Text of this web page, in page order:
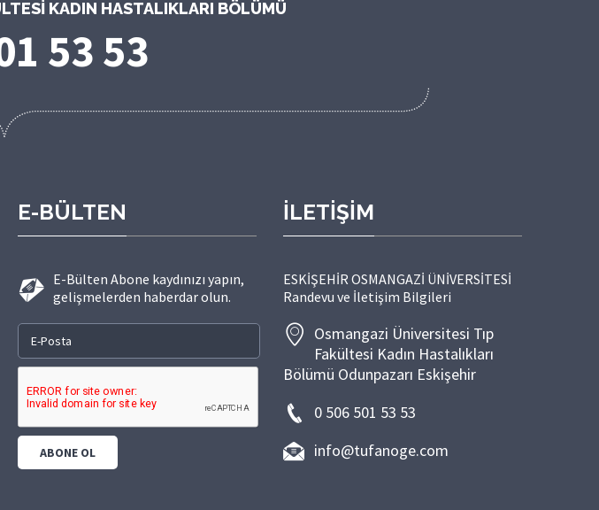
KADIN HASTALIKLARI BÖLÜMÜ
53 53
E-BÜLTEN
E-Bülten Abone kaydınızı yapın,
gelişmelerden haberdar olun.
İLETİŞİM
ESKİŞEHİR OSMANGAZİ ÜNİVERSİTESİ
Randevu ve İletişim Bilgileri
Osmangazi Üniversitesi Tıp
Fakültesi Kadın Hastalıkları
Bölümü Odunpazarı Eskişehir
0 506 501 53 53
info@tufanoge.com